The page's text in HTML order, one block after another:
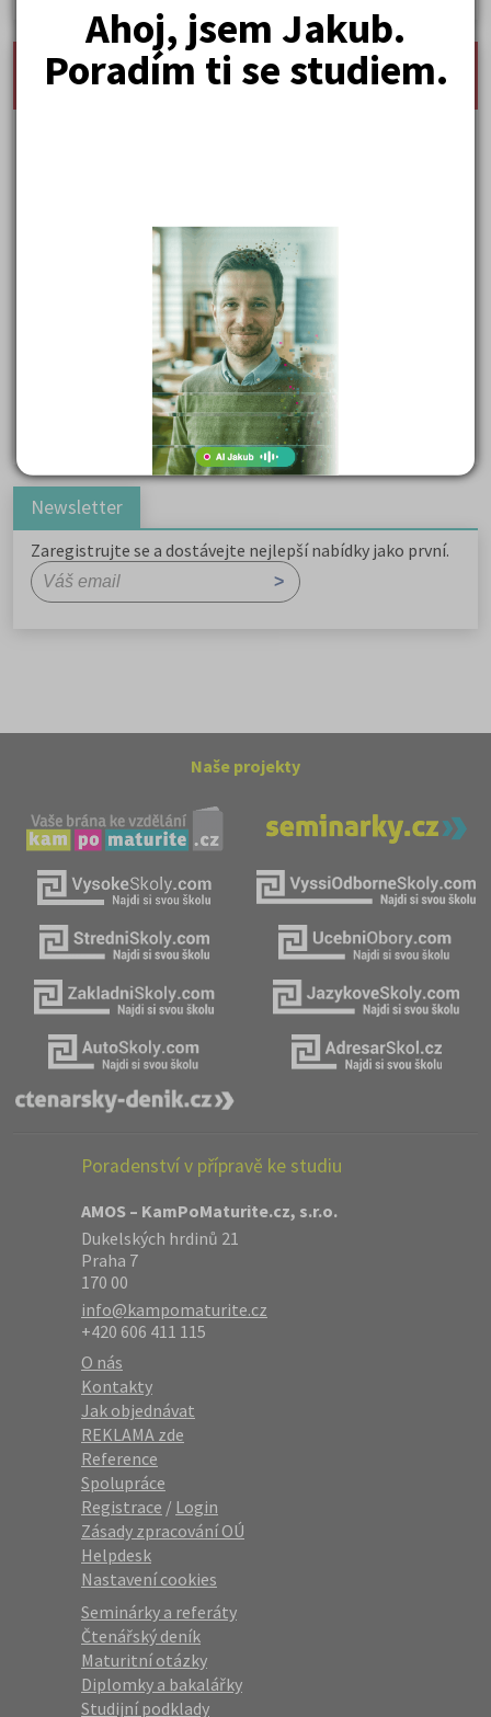
Ahoj, jsem Jakub.
Poradím ti se studiem.
nejnovější seminárky, maturitní otázky a čtenářsky
deník
Důležité reakce organických sloučenin a jejich význam
Zákonitosti v elektronové struktuře
Základní charakteristiky obyvatelstva a geografie sídel
Karel Hynek Mácha: Máj
Karel Havlíček Borovský: Tyrolské elegie
Romain Rolland: Petr a Lucie
Newsletter
Zaregistrujte se a dostávejte nejlepší nabídky jako první.
Naše projekty
Poradenství v přípravě ke studiu
AMOS – KamPoMaturite.cz, s.r.o.
Dukelských hrdinů 21
Praha 7
170 00
info@kampomaturite.cz
+420 606 411 115
O nás
Kontakty
Jak objednávat
REKLAMA zde
Reference
Spolupráce
Registrace / Login
Zásady zpracování OÚ
Helpdesk
Nastavení cookies
Seminárky a referáty
Čtenářský deník
Maturitní otázky
Diplomky a bakalářky
Studijní podklady